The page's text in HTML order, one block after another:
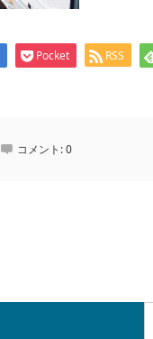
Pocket RSS
コメント:0